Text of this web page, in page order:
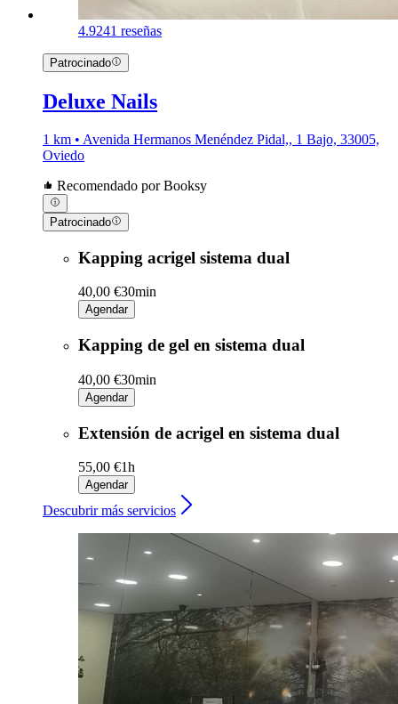
4.9241 reseñas
Patrocinado
Deluxe Nails
1 km • Avenida Hermanos Menéndez Pidal,, 1 Bajo, 33005,
Oviedo
Recomendado por Booksy
Patrocinado
Kapping acrigel sistema dual
40,00 €30min
Agendar
Kapping de gel en sistema dual
40,00 €30min
Agendar
Extensión de acrigel en sistema dual
55,00 €1h
Agendar
Descubrir más servicios